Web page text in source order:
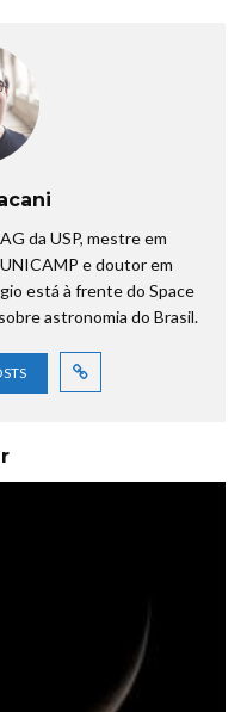
da USP, mestre em
e doutor em
está à frente do Space
astronomia do Brasil.